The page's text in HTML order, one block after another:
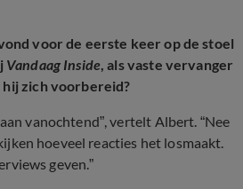
voor de eerste keer op de stoel
Vandaag Inside, als vaste vervanger
zich voorbereid?
vanochtend”, vertelt Albert. “Nee
hoeveel reacties het losmaakt.
geven.”